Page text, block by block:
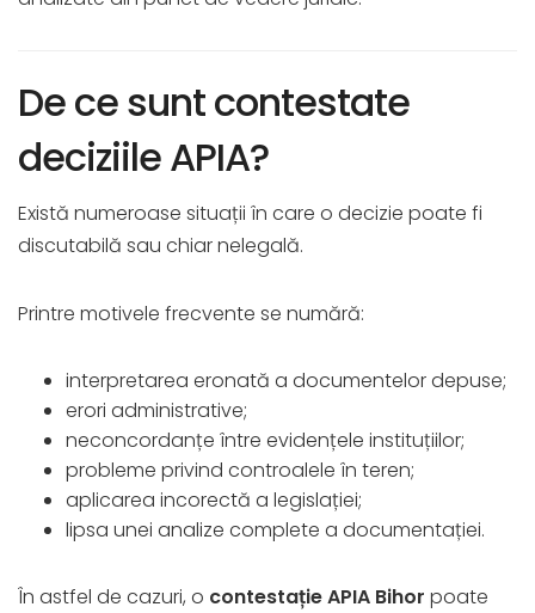
De ce sunt contestate
deciziile APIA?
Există numeroase situații în care o decizie poate fi
discutabilă sau chiar nelegală.
Printre motivele frecvente se numără:
interpretarea eronată a documentelor depuse;
erori administrative;
neconcordanțe între evidențele instituțiilor;
probleme privind controalele în teren;
aplicarea incorectă a legislației;
lipsa unei analize complete a documentației.
În astfel de cazuri, o contestație APIA Bihor poate